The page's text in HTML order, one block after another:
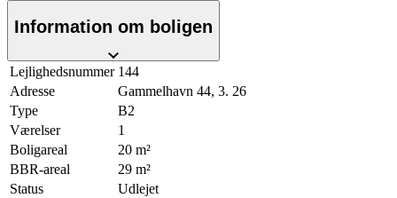
Information om boligen
Lejlighedsnummer 144
Adresse
Gammelhavn 44, 3. 26
Type
B2
Værelser
1
Boligareal
20 m²
BBR-areal
29 m²
Status
Udlejet